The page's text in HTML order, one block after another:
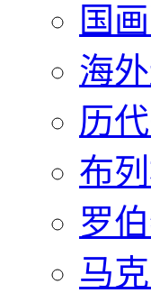
国
海
历
布
罗
马